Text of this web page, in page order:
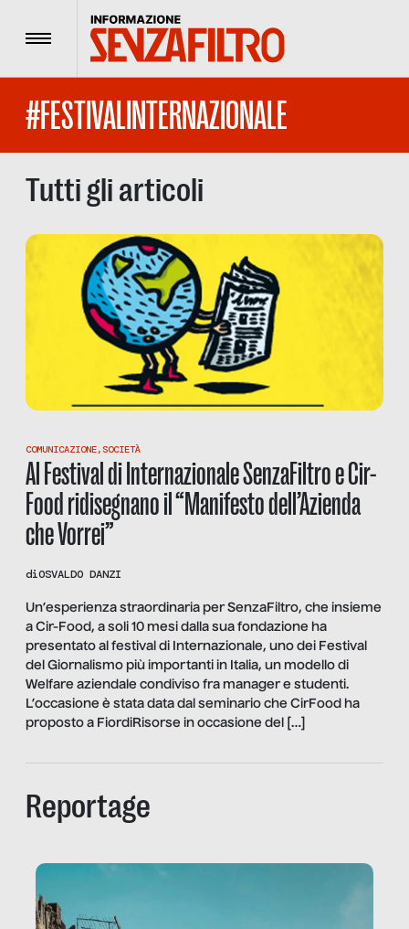
Menu
#FESTIVALINTERNAZIONALE
Tutti gli articoli
COMUNICAZIONE, SOCIETÀ
Al Festival di Internazionale SenzaFiltro e Cir-
Food ridisegnano il “Manifesto dell’Azienda
che Vorrei”
diOSVALDO DANZI
Un’esperienza straordinaria per SenzaFiltro, che insieme
a Cir-Food, a soli 10 mesi dalla sua fondazione ha
presentato al festival di Internazionale, uno dei Festival
del Giornalismo più importanti in Italia, un modello di
Welfare aziendale condiviso fra manager e studenti.
L’occasione è stata data dal seminario che CirFood ha
proposto a FiordiRisorse in occasione del […]
Reportage